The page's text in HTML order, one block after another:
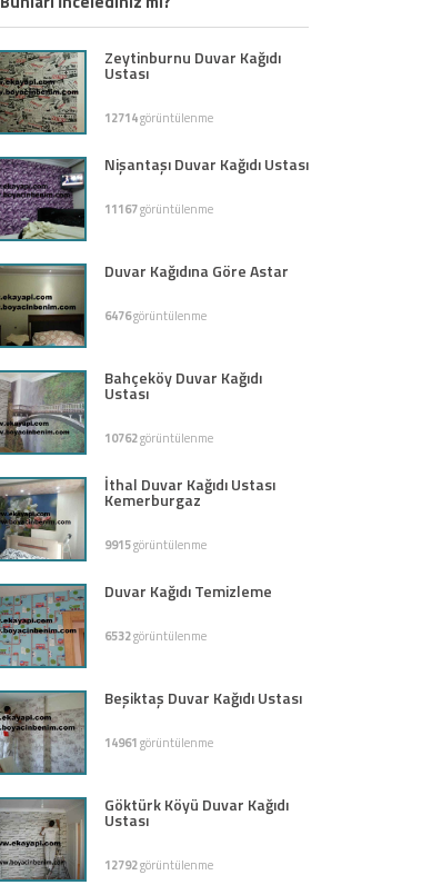
Zeytinburnu Duvar Kağıdı
Ustası
12714görüntülenme
Nişantaşı Duvar Kağıdı Ustası
11167görüntülenme
Duvar Kağıdına Göre Astar
6476görüntülenme
Bahçeköy Duvar Kağıdı
Ustası
10762görüntülenme
İthal Duvar Kağıdı Ustası
Kemerburgaz
9915görüntülenme
Duvar Kağıdı Temizleme
6532görüntülenme
Beşiktaş Duvar Kağıdı Ustası
14961görüntülenme
Göktürk Köyü Duvar Kağıdı
Ustası
12792görüntülenme